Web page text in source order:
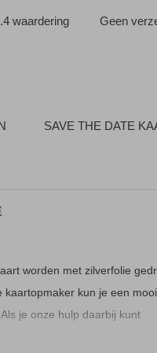
waardering Geen
SAVE THE DATE
worden met zilverfolie
kaartopmaker kun je een
je onze hulp daarbij kunt